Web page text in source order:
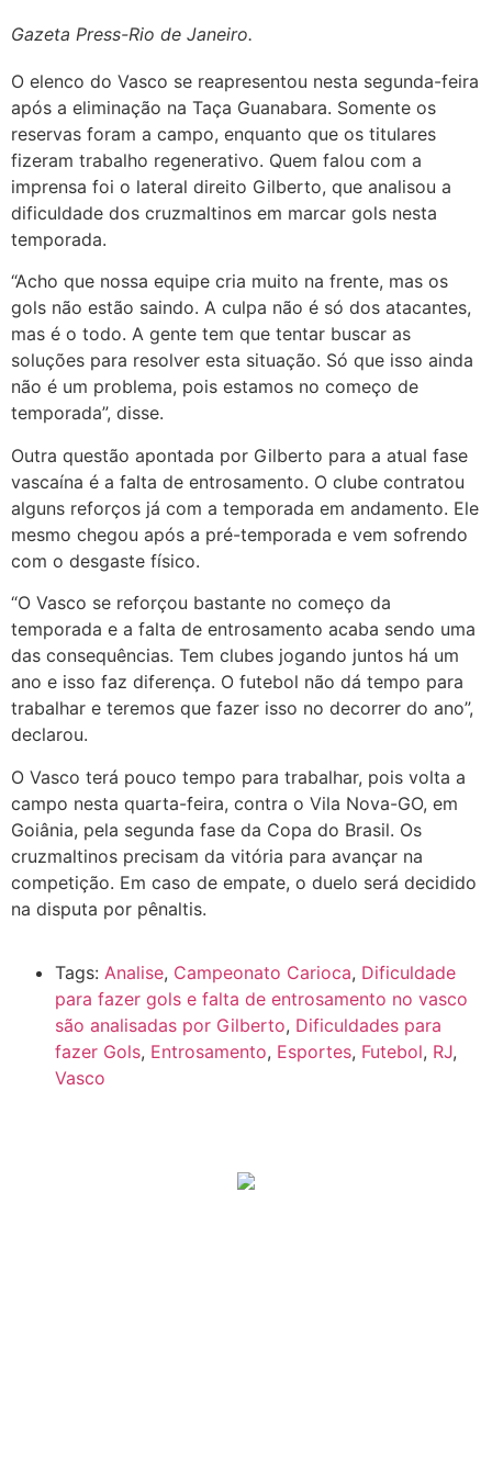
Gazeta Press-Rio de Janeiro.
O elenco do Vasco se reapresentou nesta segunda-feira
após a eliminação na Taça Guanabara. Somente os
reservas foram a campo, enquanto que os titulares
fizeram trabalho regenerativo. Quem falou com a
imprensa foi o lateral direito Gilberto, que analisou a
dificuldade dos cruzmaltinos em marcar gols nesta
temporada.
“Acho que nossa equipe cria muito na frente, mas os
gols não estão saindo. A culpa não é só dos atacantes,
mas é o todo. A gente tem que tentar buscar as
soluções para resolver esta situação. Só que isso ainda
não é um problema, pois estamos no começo de
temporada”, disse.
Outra questão apontada por Gilberto para a atual fase
vascaína é a falta de entrosamento. O clube contratou
alguns reforços já com a temporada em andamento. Ele
mesmo chegou após a pré-temporada e vem sofrendo
com o desgaste físico.
“O Vasco se reforçou bastante no começo da
temporada e a falta de entrosamento acaba sendo uma
das consequências. Tem clubes jogando juntos há um
ano e isso faz diferença. O futebol não dá tempo para
trabalhar e teremos que fazer isso no decorrer do ano”,
declarou.
O Vasco terá pouco tempo para trabalhar, pois volta a
campo nesta quarta-feira, contra o Vila Nova-GO, em
Goiânia, pela segunda fase da Copa do Brasil. Os
cruzmaltinos precisam da vitória para avançar na
competição. Em caso de empate, o duelo será decidido
na disputa por pênaltis.
Tags: Analise, Campeonato Carioca, Dificuldade
para fazer gols e falta de entrosamento no vasco
são analisadas por Gilberto, Dificuldades para
fazer Gols, Entrosamento, Esportes, Futebol, RJ,
Vasco